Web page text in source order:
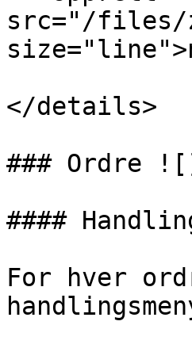
src="/files/
</details>
### Ordre
####
For hver